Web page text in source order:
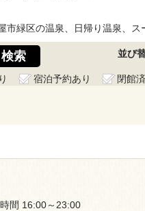
市緑区の温泉、日帰り温泉、ス
並び
宿泊予約あり
閉館
間 16:00～23:00